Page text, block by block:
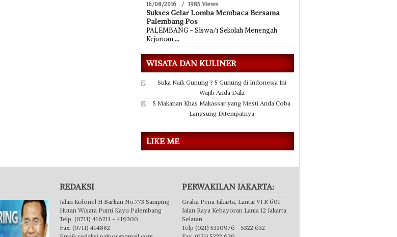
16/08/2016 / 1985 Views
Sukses Gelar Lomba Membaca Bersama
Palembang Pos
PALEMBANG - Siswa/i Sekolah Menengah
Kejuruan...
WISATA DAN KULINER
Suka Naik Gunung ? 5 Gunung di Indonesia Ini
Wajib Anda Daki
5 Makanan Khas Makassar yang Mesti Anda Coba
Langsung Ditempatnya
LIKE ME
REDAKSI
Jalan Kolonel H Barlian No.773 Samping
Hutan Wisata Punti Kayu Palembang
Telp. (0711) 416211 - 419300
Fax. (0711) 414882
PERWAKILAN JAKARTA:
Graha Pena Jakarta, Lantai VI R 601
Jalan Raya Kebayoran Lama 12 Jakarta
Selatan
Telp (021) 5330976 - 5322 632